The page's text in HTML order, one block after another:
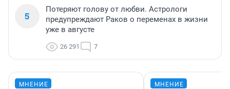
5
Потеряют голову от любви. Астрологи
предупреждают Раков о переменах в жизни
уже в августе
26 291 7
МНЕНИЕ МНЕНИЕ